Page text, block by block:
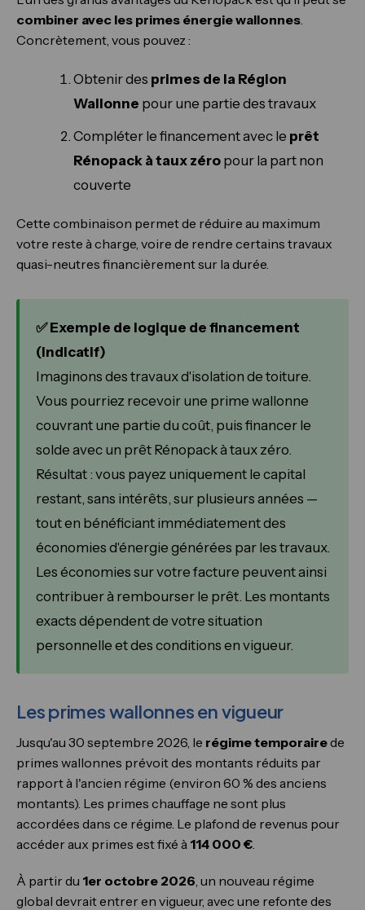
combiner avec les primes énergie wallonnes.
Concrètement, vous pouvez :
Obtenir des primes de la Région
Wallonne pour une partie des travaux
Compléter le financement avec le prêt
Rénopack à taux zéro pour la part non
couverte
Cette combinaison permet de réduire au maximum
votre reste à charge, voire de rendre certains travaux
quasi-neutres financièrement sur la durée.
✅ Exemple de logique de financement
(indicatif)
Imaginons des travaux d'isolation de toiture.
Vous pourriez recevoir une prime wallonne
couvrant une partie du coût, puis financer le
solde avec un prêt Rénopack à taux zéro.
Résultat : vous payez uniquement le capital
restant, sans intérêts, sur plusieurs années —
tout en bénéficiant immédiatement des
économies d'énergie générées par les travaux.
Les économies sur votre facture peuvent ainsi
contribuer à rembourser le prêt. Les montants
exacts dépendent de votre situation
personnelle et des conditions en vigueur.
Les primes wallonnes en vigueur
Jusqu'au 30 septembre 2026, le régime temporairede
primes wallonnes prévoit des montants réduits par
rapport à l'ancien régime (environ 60 % des anciens
montants). Les primes chauffage ne sont plus
accordées dans ce régime. Le plafond de revenus pour
accéder aux primes est fixé à 114 000 €.
À partir du 1er octobre 2026, un nouveau régime
global devrait entrer en vigueur, avec une refonte des